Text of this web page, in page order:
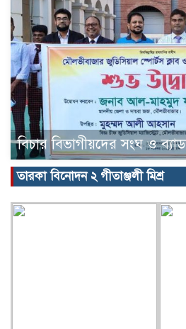
বিচার বিভাগীয়দের সংঘ ও
তারকা বিনোদন ২ গীতাঞ্জলী মিশ্র